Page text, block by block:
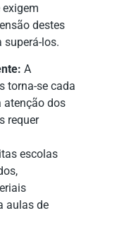
destes
superá-los.
A
torna-se cada
atenção dos
requer
escolas
aulas de